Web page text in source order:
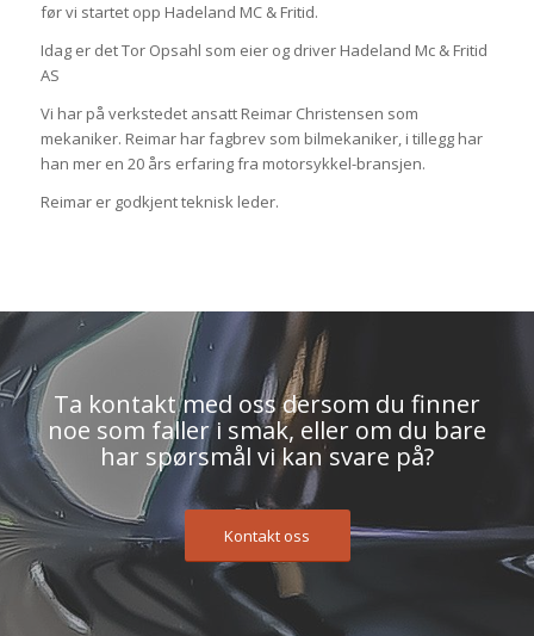
før vi startet opp Hadeland MC & Fritid.
Idag er det Tor Opsahl som eier og driver Hadeland Mc & Fritid
AS
Vi har på verkstedet ansatt Reimar Christensen som
mekaniker. Reimar har fagbrev som bilmekaniker, i tillegg har
han mer en 20 års erfaring fra motorsykkel-bransjen.
Reimar er godkjent teknisk leder.
Ta kontakt med oss dersom du finner
noe som faller i smak, eller om du bare
har spørsmål vi kan svare på?
Kontakt oss